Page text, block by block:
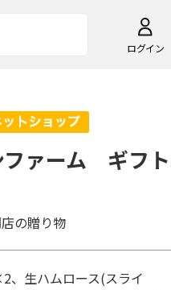
ログイン
ファーム ギフト
の贈り物
生ハムロース(スライ